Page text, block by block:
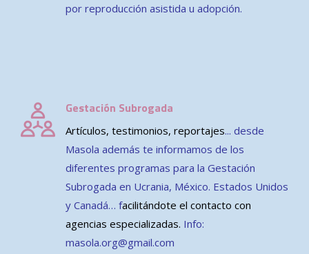
por reproducción asistida u adopción.
Gestación Subrogada
Artículos, testimonios, reportajes... desde
Masola además te informamos de los
diferentes programas para la Gestación
Subrogada en Ucrania, México. Estados Unidos
y Canadá… facilitándote el contacto con
agencias especializadas. Info:
masola.org@gmail.com